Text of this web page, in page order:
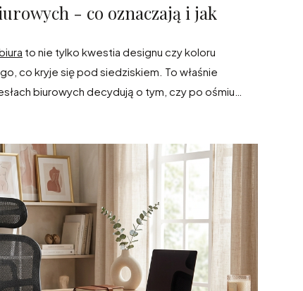
- co oznaczają i jak
to nie tylko kwestia designu czy koloru
co kryje się pod siedziskiem. To właśnie
biurowych decydują o tym, czy po ośmiu
ból kręgosłupa. W tym artykule wyjaśnimy, jak